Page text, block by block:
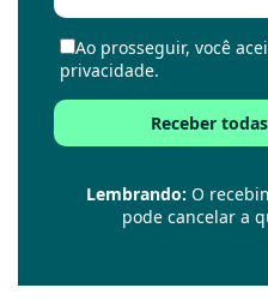
Ao prosseguir, você
privacidade.
Lembrando: O
pode cancelar a